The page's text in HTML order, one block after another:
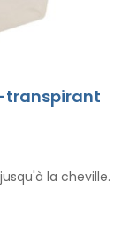
transpirant
la cheville.